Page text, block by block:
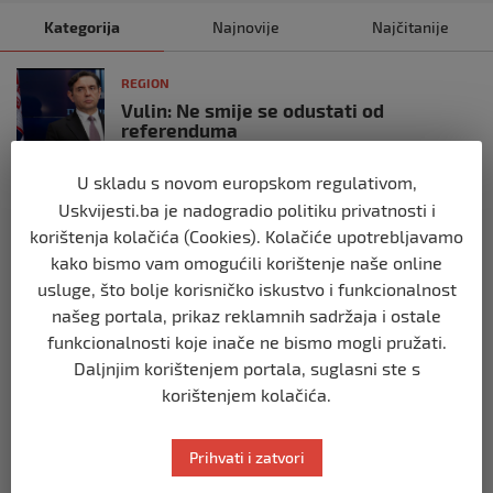
Kategorija Najnovije Najčitanije
REGION
Vulin: Ne smije se odustati od
referenduma
REGION
Mira se dvadeseti put cijepila protiv
gripe: ‘Zato da ne budem bolesna’
prije 10 mjeseci
REGION
Predsjednik Srbije Aleksandar Vučić
poslao vijenac: Posljednji pozdrav
prije 10 mjeseci
U skladu s novom europskom regulativom,
Uskvijesti.ba je nadogradio politiku privatnosti i
korištenja kolačića (Cookies). Kolačiće upotrebljavamo
kako bismo vam omogućili korištenje naše online
usluge, što bolje korisničko iskustvo i funkcionalnost
našeg portala, prikaz reklamnih sadržaja i ostale
funkcionalnosti koje inače ne bismo mogli pružati.
Daljnjim korištenjem portala, suglasni ste s
korištenjem kolačića.
Prihvati i zatvori